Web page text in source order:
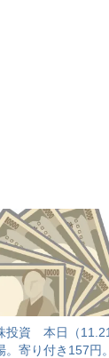
投資 本日（11.21
。寄り付き157円